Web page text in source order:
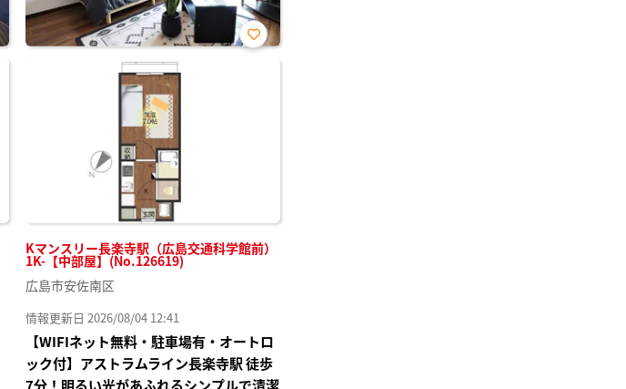
Kマンスリー長楽寺駅（広島交通科学館前）
1K-【中部屋】(No.126619)
お気
広島市安佐南区
情報更新日 2026/08/04 12:41
【WIFIネット無料・駐車場有・オートロ
ック付】アストラムライン長楽寺駅 徒歩
7分！明るい光があふれるシンプルで清潔